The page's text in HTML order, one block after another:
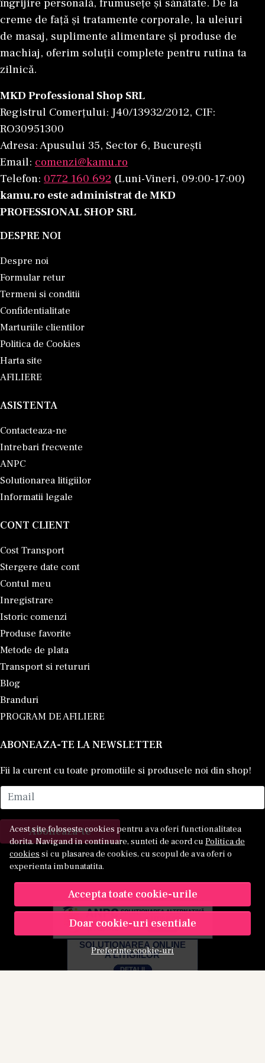
Acest site foloseste cookies pentru a va oferi functionalitatea
dorita. Navigand in continuare, sunteti de acord cu Politica de
cookies si cu plasarea de cookies, cu scopul de a va oferi o
experienta imbunatatita.
Accepta toate cookie-urile
Doar cookie-uri esentiale
Preferinte cookie-uri
îngrijire personală, frumusețe și sănătate. De la
creme de față și tratamente corporale, la uleiuri
de masaj, suplimente alimentare și produse de
machiaj, oferim soluții complete pentru rutina ta
zilnică.
MKD Professional Shop SRL
Registrul Comerțului: J40/13932/2012, CIF:
RO30951300
Adresa: Apusului 35, Sector 6, București
Email: comenzi@kamu.ro
Telefon: 0772 160 692 (Luni-Vineri, 09:00-17:00)
kamu.ro este administrat de MKD
PROFESSIONAL SHOP SRL
DESPRE NOI
Despre noi
Formular retur
Termeni si conditii
Confidentialitate
Marturiile clientilor
Politica de Cookies
Harta site
AFILIERE
ASISTENTA
Contacteaza-ne
Intrebari frecvente
ANPC
Solutionarea litigiilor
Informatii legale
CONT CLIENT
Cost Transport
Stergere date cont
Contul meu
Inregistrare
Istoric comenzi
Produse favorite
Metode de plata
Transport si retururi
Blog
Branduri
PROGRAM DE AFILIERE
ABONEAZA-TE LA NEWSLETTER
Fii la curent cu toate promotiile si produsele noi din shop!
Email
Aboneaza-te